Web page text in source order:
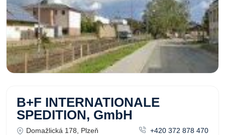
B+F INTERNATIONALE
SPEDITION, GmbH
Domažlická 178, Plzeň
+420 372 878 470